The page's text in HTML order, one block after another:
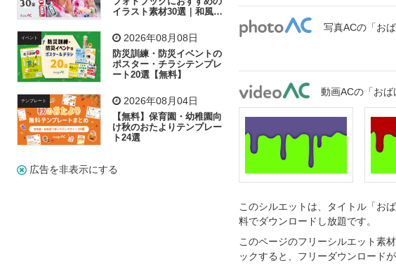
イラスト素材30選｜和風の
イベント 2026年08月08日
防災訓練・防災イベントの
ポスター・チラシテンプレ
ート20選【無料】
テンプレート 2026年08月04日
【無料】保育園・幼稚園向
け秋のおたよりテンプレー
ト24選
広告を非表示にする
写真ACの「お
動画ACの「お
このシルエットは、タイトル「お
料でダウンロードし放題です。
このページのフリーシルエット素
ックすると、フリーダウンロードが